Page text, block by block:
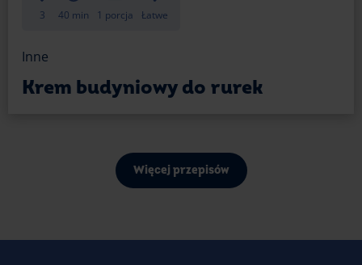
3 40 min 1 porcja Łatwe
Inne
Krem budyniowy do rurek
Więcej przepisów